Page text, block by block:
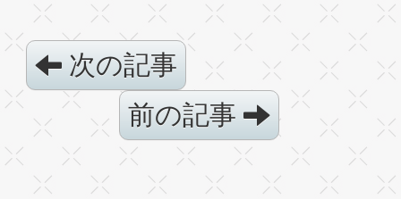
次の記事
前の記事